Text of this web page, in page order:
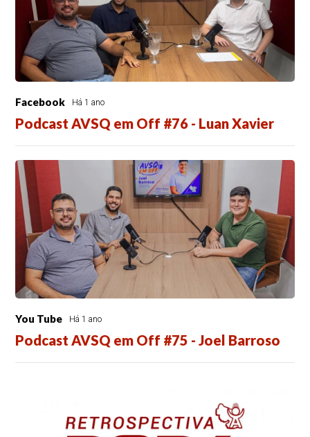
Facebook Há 1 ano
Podcast AVSQ em Off #76 - Luan Xavier
You Tube Há 1 ano
Podcast AVSQ em Off #75 - Joel Barroso